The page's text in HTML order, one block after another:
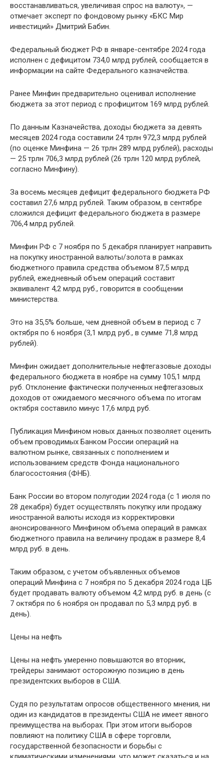
восстанавливаться, увеличивая спрос на валюту», —
отмечает эксперт по фондовому рынку «БКС Мир
инвестиций» Дмитрий Бабин.
Федеральный бюджет РФ в январе-сентябре 2024 года
исполнен с дефицитом 734,0 млрд рублей, сообщается в
информации на сайте Федерального казначейства.
Ранее Минфин предварительно оценивал исполнение
бюджета за этот период с профицитом 169 млрд рублей.
По данным Казначейства, доходы бюджета за девять
месяцев 2024 года составили 24 трлн 972,3 млрд рублей
(по оценке Минфина — 26 трлн 289 млрд рублей), расходы
— 25 трлн 706,3 млрд рублей (26 трлн 120 млрд рублей,
согласно Минфину).
За восемь месяцев дефицит федерального бюджета РФ
составил 27,6 млрд рублей. Таким образом, в сентябре
сложился дефицит федерального бюджета в размере
706,4 млрд рублей.
Минфин РФ с 7 ноября по 5 декабря планирует направить
на покупку иностранной валюты/золота в рамках
бюджетного правила средства объемом 87,5 млрд
рублей, ежедневный объем операций составит
эквивалент 4,2 млрд руб., говорится в сообщении
министерства.
Это на 35,5% больше, чем дневной объем в период с 7
октября по 6 ноября (3,1 млрд руб., в сумме 71,8 млрд
рублей).
Минфин ожидает дополнительные нефтегазовые доходы
федерального бюджета в ноябре на сумму 105,1 млрд
руб. Отклонение фактически полученных нефтегазовых
доходов от ожидаемого месячного объема по итогам
октября составило минус 17,6 млрд руб.
Публикация Минфином новых данных позволяет оценить
объем проводимых Банком России операций на
валютном рынке, связанных с пополнением и
использованием средств Фонда национального
благосостояния (ФНБ).
Банк России во втором полугодии 2024 года (с 1 июля по
28 декабря) будет осуществлять покупку или продажу
иностранной валюты исходя из корректировки
анонсированного Минфином объема операций в рамках
бюджетного правила на величину продаж в размере 8,4
млрд руб. в день.
Таким образом, с учетом объявленных объемов
операций Минфина с 7 ноября по 5 декабря 2024 года ЦБ
будет продавать валюту объемом 4,2 млрд руб. в день (с
7 октября по 6 ноября он продавал по 5,3 млрд руб. в
день).
Цены на нефть
Цены на нефть умеренно повышаются во вторник,
трейдеры занимают осторожную позицию в день
президентских выборов в США.
Судя по результатам опросов общественного мнения, ни
один из кандидатов в президенты США не имеет явного
преимущества на выборах. При этом итоги выборов
повлияют на политику США в сфере торговли,
государственной безопасности и борьбы с